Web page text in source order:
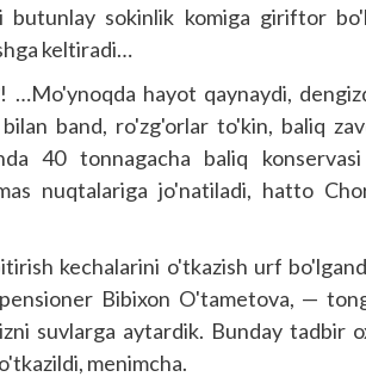
butunlay sokinlik komiga giriftor
keltiradi…
…Mo'ynoqda hayot qaynaydi,
band, ro'zg'orlar to'kin, baliq
40 tonnagacha baliq
nuqtalariga jo'natiladi, hatto
kechalarini o'tkazish urf
Bibixon O'tametova, —
suvlarga aytardik. Bunday tadbir
menimcha.